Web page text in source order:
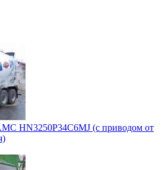
HN3250P34C6MJ (с приводом от